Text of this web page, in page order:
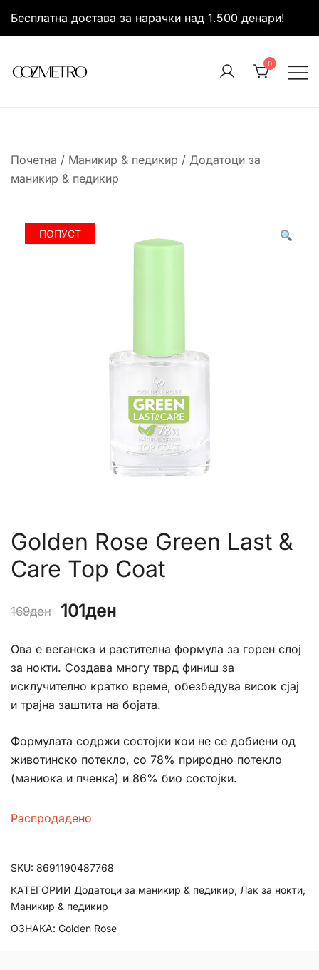
Бесплатна достава за нарачки над 1.500 денари!
0
Почетна / Маникир & педикир / Додатоци за
маникир & педикир
ПОПУСТ
Golden Rose Green Last &
Care Top Coat
169ден
Original
was:
169ден.
101денCurrent
is:
101ден.
Ова е веганска и растителна формула за горен слој
за нокти. Создава многу тврд финиш за
исклучително кратко време, обезбедува висок сјај
и трајна заштита на бојата.
Формулата содржи состојки кои не се добиени од
животинско потекло, со 78% природно потекло
(маниока и пченка) и 86% био состојки.
Распродадено
SKU: 8691190487768
КАТЕГОРИИ Додатоци за маникир & педикир, Лак за нокти,
Маникир & педикир
ОЗНАКА: Golden Rose